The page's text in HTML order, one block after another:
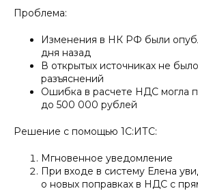
Проблема:
Изменения в НК РФ были
дня назад
В открытых источниках не
разъяснений
Ошибка в расчете НДС могла
до 500 000 рублей
Решение с помощью 1С:ИТС:
Мгновенное уведомление
При входе в систему Елена
о новых поправках в НДС с